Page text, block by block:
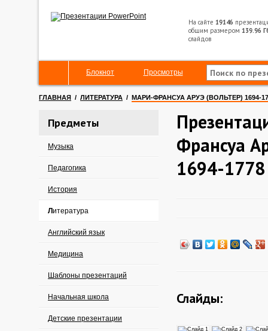
На сайте 19146
общим размером 139.96
слайдов
Блокнот Просмотры
ГЛАВНАЯ / ЛИТЕРАТУРА / МАРИ-ФРАНСУА АРУЭ (ВОЛЬТЕР) 1694-
Предметы
Музыка
Педагогика
История
Литература
Английский язык
Медицина
Шаблоны презентаций
Начальная школа
Детские презентации
Франсуа
1694-1778
Слайды: